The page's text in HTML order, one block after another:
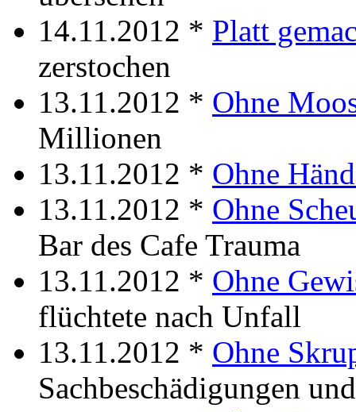
14.11.2012 * Platt
zerstochen
13.11.2012 * Ohne
Millionen
13.11.2012 * Ohne
13.11.2012 * Ohne
Bar des Cafe Trauma
13.11.2012 * Ohne
flüchtete nach Unfall
13.11.2012 * Ohne
Sachbeschädigungen